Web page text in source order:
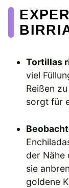
Tortillas
viel
Reißen
sorgt für
der Nähe
sie
goldene